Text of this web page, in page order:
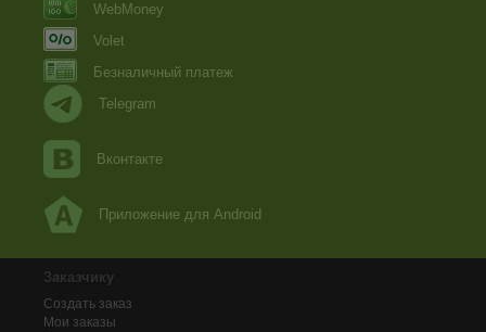
WebMoney
Volet
Безналичный платеж
Telegram
Вконтакте
Приложение для Android
Заказчику
Создать заказ
Мои заказы